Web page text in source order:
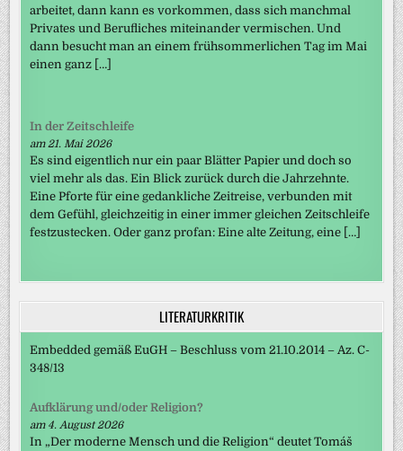
arbeitet, dann kann es vorkommen, dass sich manchmal
Privates und Berufliches miteinander vermischen. Und
dann besucht man an einem frühsommerlichen Tag im Mai
einen ganz […]
In der Zeitschleife
am 21. Mai 2026
Es sind eigentlich nur ein paar Blätter Papier und doch so
viel mehr als das. Ein Blick zurück durch die Jahrzehnte.
Eine Pforte für eine gedankliche Zeitreise, verbunden mit
dem Gefühl, gleichzeitig in einer immer gleichen Zeitschleife
festzustecken. Oder ganz profan: Eine alte Zeitung, eine […]
LITERATURKRITIK
Embedded gemäß EuGH – Beschluss vom 21.10.2014 – Az. C-
348/13
Aufklärung und/oder Religion?
am 4. August 2026
In „Der moderne Mensch und die Religion“ deutet Tomáš